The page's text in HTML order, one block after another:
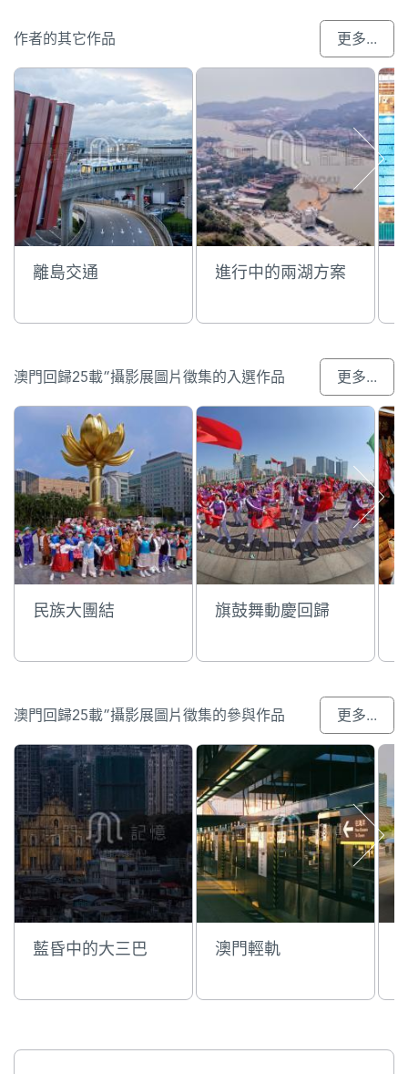
作者的其它作品 更多...
離島交通 進行中的兩湖方案
澳門回歸25載”攝影展圖片徵集的入選作品 更多...
民族大團結 旗鼓舞動慶回歸
澳門回歸25載”攝影展圖片徵集的參與作品 更多...
藍昏中的大三巴 澳門輕軌